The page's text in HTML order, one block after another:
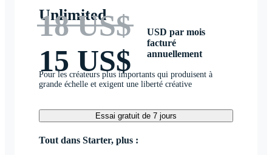
Unlimited
18 US$
15 US$
USD par mois
facturé
annuellement
Pour les créateurs plus importants qui produisent à
grande échelle et exigent une liberté créative
Essai gratuit de 7 jours
Tout dans Starter, plus :